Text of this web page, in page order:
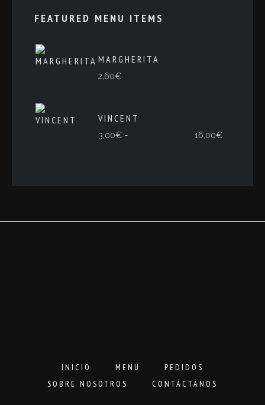
FEATURED MENU ITEMS
MARGHERITA
2,60€
VINCENT
3,00€ - 16,00€Rango
INICIO MENU
PEDIDOS
SOBRE NOSOTROS
CONTÁCTANOS